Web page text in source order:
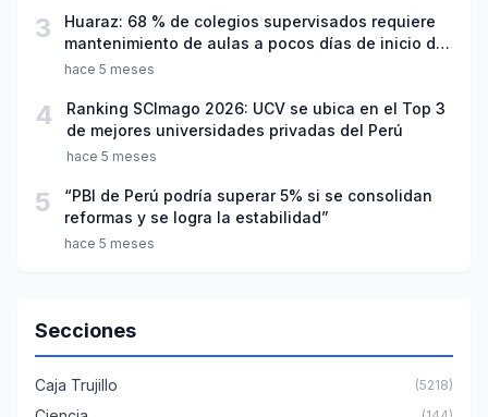
3
Huaraz: 68 % de colegios supervisados requiere
mantenimiento de aulas a pocos días de inicio del
año escolar 2026
hace 5 meses
4
Ranking SCImago 2026: UCV se ubica en el Top 3
de mejores universidades privadas del Perú
hace 5 meses
5
“PBI de Perú podría superar 5% si se consolidan
reformas y se logra la estabilidad”
hace 5 meses
Secciones
Caja Trujillo (5218)